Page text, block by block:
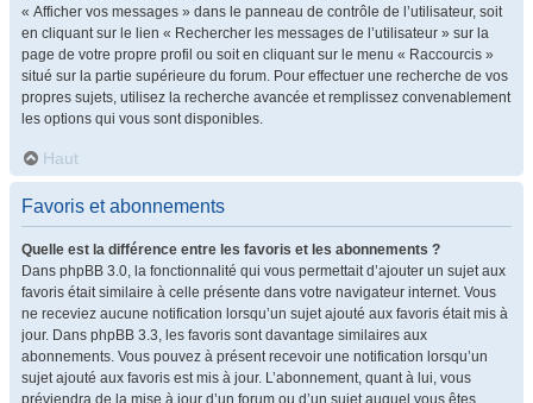
« Afficher vos messages » dans le panneau de contrôle de l’utilisateur, soit
en cliquant sur le lien « Rechercher les messages de l’utilisateur » sur la
page de votre propre profil ou soit en cliquant sur le menu « Raccourcis »
situé sur la partie supérieure du forum. Pour effectuer une recherche de vos
propres sujets, utilisez la recherche avancée et remplissez convenablement
les options qui vous sont disponibles.
Haut
Favoris et abonnements
Quelle est la différence entre les favoris et les abonnements ?
Dans phpBB 3.0, la fonctionnalité qui vous permettait d’ajouter un sujet aux
favoris était similaire à celle présente dans votre navigateur internet. Vous
ne receviez aucune notification lorsqu’un sujet ajouté aux favoris était mis à
jour. Dans phpBB 3.3, les favoris sont davantage similaires aux
abonnements. Vous pouvez à présent recevoir une notification lorsqu’un
sujet ajouté aux favoris est mis à jour. L’abonnement, quant à lui, vous
préviendra de la mise à jour d’un forum ou d’un sujet auquel vous êtes